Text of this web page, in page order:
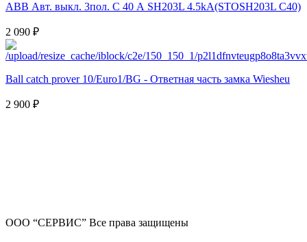
ABB Авт. выкл. 3пол. С 40 А SH203L 4.5kA(STOSH203L C40)
2 090 ₽
Ball catch prover 10/Euro1/BG - Ответная часть замка Wiesheu
2 900 ₽
ООО “СЕРВИС” Все права защищены